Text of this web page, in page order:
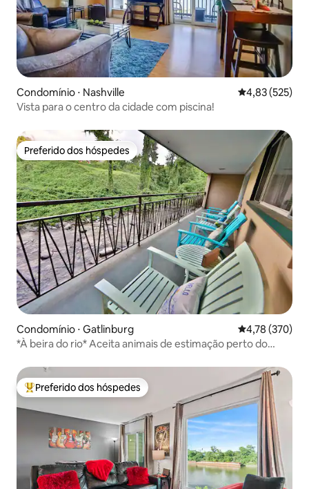
Condomínio ⋅ Nashville 4,83 de uma
4,83 (525)
Vista para o centro da cidade com piscina!
Preferido dos hóspedes
Preferido dos hóspedes
Condomínio ⋅ Gatlinburg 4,78 de uma
4,78 (370)
*À beira do rio* Aceita animais de estimação perto do
Entre os melhores preferidos dos hóspedes
Preferido dos hóspedes